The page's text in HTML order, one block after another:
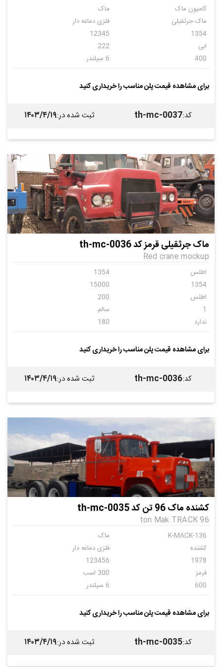
کامیون ماک
ماک
ماک جرثقیلی
فلزی دماغه دار
1354
12345
ابی
222
400
6 سیلندر
جرثقیل
جرثقیل سازان
برای مشاهده قیمت پلن مناسب را خریداری کنید
کد:
th-mc-0037 ثبت شده در:۱۴۰۳/۴/۱۹
ماک جرثقیلی قرمز کد th-mc-0036
Red crane mockup
اطلس
1354
1354
15000
اطلس
200
1
سالم
ندارد
180
دارد
ندارد
برای مشاهده قیمت پلن مناسب را خریداری کنید
کد:
th-mc-0036 ثبت شده در:۱۴۰۳/۴/۱۹
کشنده ماک 96 تن کد th-mc-0035
96 ton Mak TRACK
K-MACK-136
ماک
کشنده
فلزی دماغه دار
1978
123456
قرمز
300 اسب
600
6 سیلندر
برای مشاهده قیمت پلن مناسب را خریداری کنید
کد:
th-mc-0035 ثبت شده در:۱۴۰۳/۴/۱۹